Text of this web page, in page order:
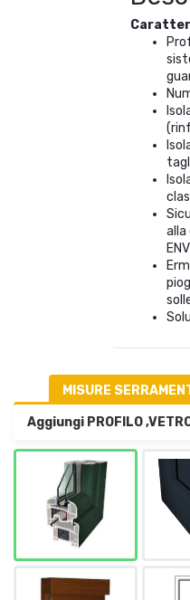
alla
MISURE
Aggiungi PROFILO